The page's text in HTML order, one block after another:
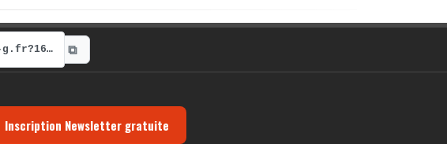
https://radio-g.fr?16080 ⧉
Inscription Newsletter gratuite